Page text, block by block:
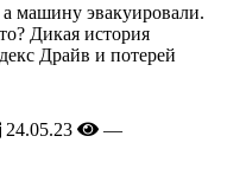
машину эвакуировали.
Дикая история
Драйв и потерей
24.05.23
—